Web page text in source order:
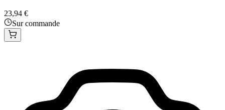
23,94 €
Sur commande